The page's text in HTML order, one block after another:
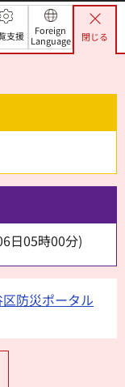
支援
Foreign
Language
閉じる
日05時00分)
防災ポータル